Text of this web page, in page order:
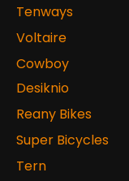
Tenways
Voltaire
Cowboy
Desiknio
Reany Bikes
Super Bicycles
Tern